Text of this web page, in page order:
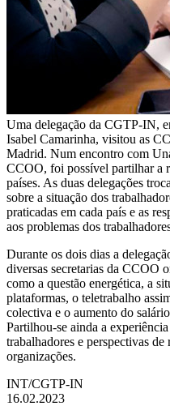
Uma delegação da CGTP-IN,
Isabel Camarinha, visitou as
Madrid. Num encontro com
CCOO, foi possível partilhar a
países. As duas delegações
sobre a situação dos
praticadas em cada país e as
aos problemas dos
Durante os dois dias a
diversas secretarias da CCOO
como a questão energética, a
plataformas, o teletrabalho
colectiva e o aumento do
Partilhou-se ainda a
trabalhadores e perspectivas
organizações.
INT/CGTP-IN
16.02.2023